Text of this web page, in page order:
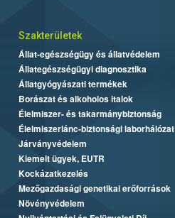
Szakterületek
Állat-egészségügy és állatvédelem
Állategészségügyi diagnosztika
Állatgyógyászati termékek
Borászat és alkoholos italok
Élelmiszer- és takarmánybiztonság
Élelmiszerlánc-biztonsági laborhálózat
Járványvédelem
Kiemelt ügyek, EUTR
Kockázatkezelés
Mezőgazdasági genetikai erőforrások
Növényvédelem